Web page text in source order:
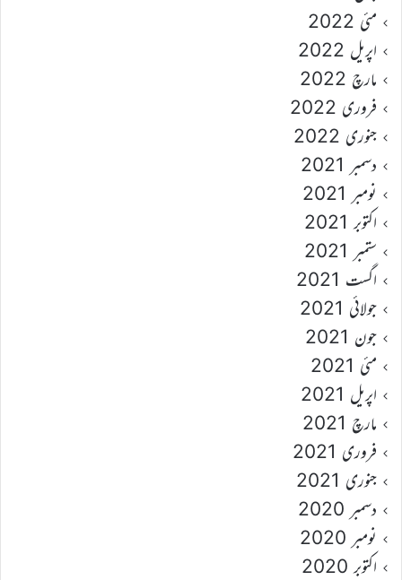
مئی 2022
اپریل 2022
مارچ 2022
فروری 2022
جنوری 2022
دسمبر 2021
نومبر 2021
اکتوبر 2021
ستمبر 2021
اگست 2021
جولائی 2021
جون 2021
مئی 2021
اپریل 2021
مارچ 2021
فروری 2021
جنوری 2021
دسمبر 2020
نومبر 2020
اکتوبر 2020